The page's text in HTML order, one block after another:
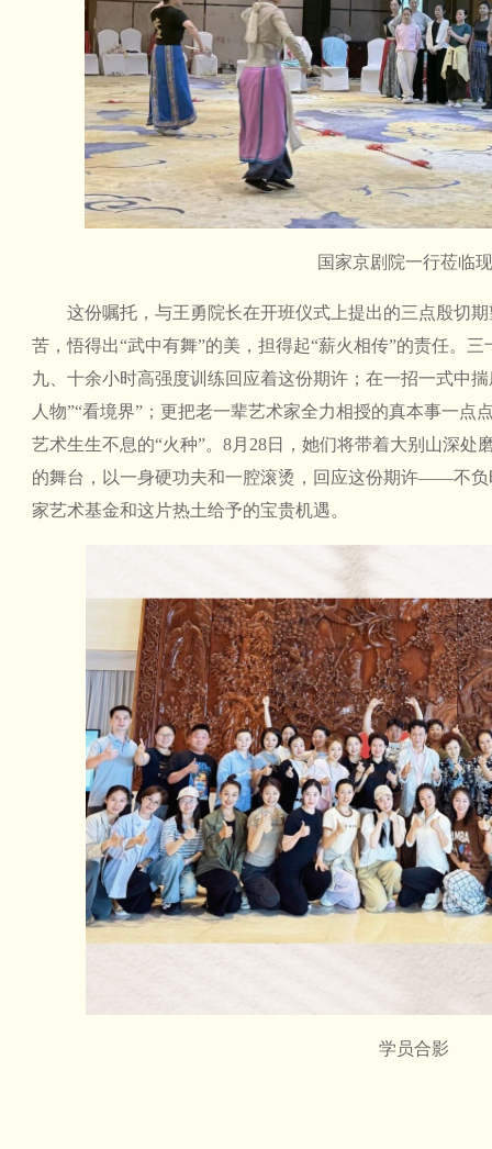
国家京剧院一行莅临
这份嘱托，与王勇院长在开班仪式上提出的三点殷切
苦，悟得出“武中有舞”的美，担得起“薪火相传”的责任。
九、十余小时高强度训练回应着这份期许；在一招一式中
人物”“看境界”；更把老一辈艺术家全力相授的真本事一点
艺术生生不息的“火种”。8月28日，她们将带着大别山深处
的舞台，以一身硬功夫和一腔滚烫，回应这份期许——不
家艺术基金和这片热土给予的宝贵机遇。
学员合影